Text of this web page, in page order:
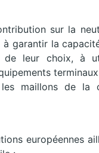
sur la
garantir la
de leur choix, à
maillons de la
européennes